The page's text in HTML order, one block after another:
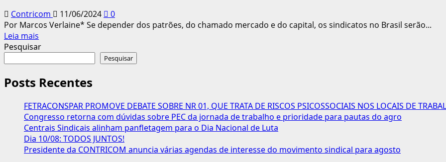
Contricom 11/06/2024
0
Por Marcos Verlaine* Se depender dos patrões, do chamado mercado e do capital, os sindicatos no Brasil serão...
Leia mais
mais
capital
quer
sindicatos
sem
dinheiro
e
trabalho
infantil
Pesquisar
Pesquisar
Posts Recentes
FETRACONSPAR PROMOVE DEBATE SOBRE NR 01, QUE TRATA DE RISCOS PSICOSSOCIAIS NOS LOCAIS DE
Congresso retorna com dúvidas sobre PEC da jornada de trabalho e prioridade para pautas do agro
Centrais Sindicais alinham panfletagem para o Dia Nacional de Luta
Dia 10/08: TODOS JUNTOS!
Presidente da CONTRICOM anuncia várias agendas de interesse do movimento sindical para agosto